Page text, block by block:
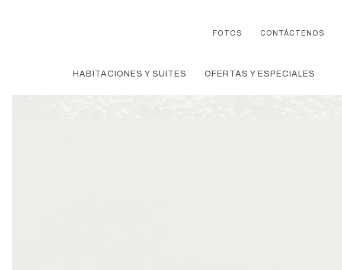
FOTOS CONTÁCTENOS
HABITACIONES Y SUITES OFERTAS Y ESPECIALES